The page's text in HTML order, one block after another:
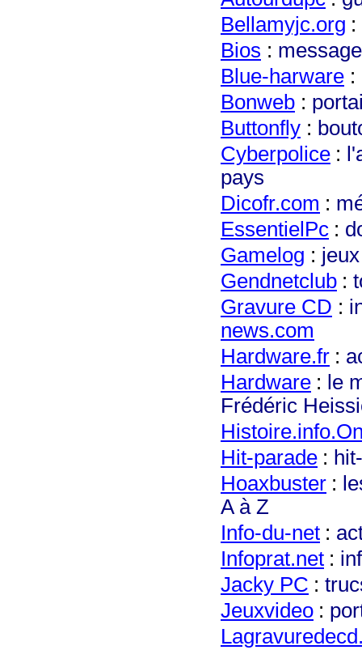
Bellamyjc.org :
Bios :
Bl ue-harware :
Bonweb :
Buttonfly :
Cyberpolice :
pays
Dicofr.com :
EssentielPc :
Gamelog :
Gendnetclub :
Gravure CD :
news.com
Hardware.fr :
Hardware : le
Frédéric
Hit-parade :
Hoaxbuster :
A à Z
Info-du-net :
Infoprat.net :
Jacky PC :
Jeuxvideo :